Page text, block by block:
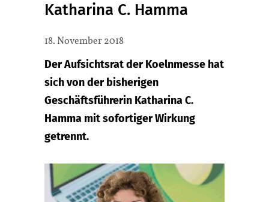
Katharina C. Hamma
18. November 2018
Der Aufsichtsrat der Koelnmesse hat
sich von der bisherigen
Geschäftsführerin Katharina C.
Hamma mit sofortiger Wirkung
getrennt.